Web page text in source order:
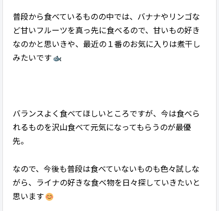
普段から食べているものの中では、バナナやリンゴな
ど甘いフルーツを真っ先に食べるので、甘いもの好き
なのかと思いきや、最近の１番のお気に入りは煮干し
みたいです
バランスよく食べてほしいところですが、今は食べら
れるものを沢山食べて元気になってもらうのが最優
先。
なので、今後も普段は食べていないものも色々試しな
がら、ライナの好きな食べ物を日々探していきたいと
思います